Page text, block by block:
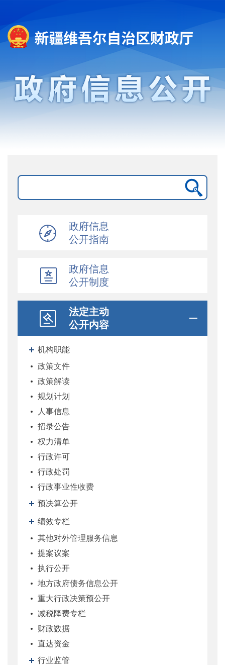
政府信息
公开指南
政府信息
公开制度
法定主动
公开内容
机构职能
政策文件
政策解读
规划计划
人事信息
招录公告
权力清单
行政许可
行政处罚
行政事业性收费
预决算公开
绩效专栏
其他对外管理服务信息
提案议案
执行公开
地方政府债务信息公开
重大行政决策预公开
减税降费专栏
财政数据
直达资金
行业监管